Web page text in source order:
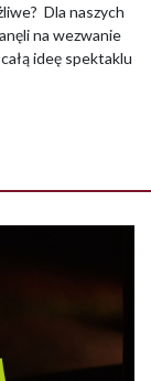
Dla naszych
na wezwanie
ideę spektaklu